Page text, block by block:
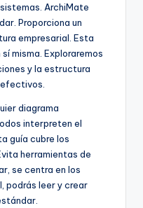
ArchiMate
Proporciona un
empresarial. Esta
misma. Exploraremos
y la estructura
diagrama
interpreten el
guía cubre los
herramientas de
se centra en los
podrás leer y crear